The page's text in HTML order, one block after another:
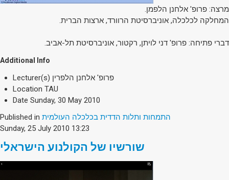
מרצה: פרופ' אלחנן הלפמן.
המחלקה לכלכלה, אוניברסיטת הרוורד, ארצות הברית.
דברי פתיחה: פרופ' דני לויתן, רקטור, אוניברסיטת תל-אביב.
Additional Info
Lecturer(s) פרופ' אלחנן הלפרין
Location TAU
Date Sunday, 30 May 2010
Published in התמחות ותלות הדדית בכלכלה העולמית
Sunday, 25 July 2010 13:23
שורשיו של הקולנוע הישראלי